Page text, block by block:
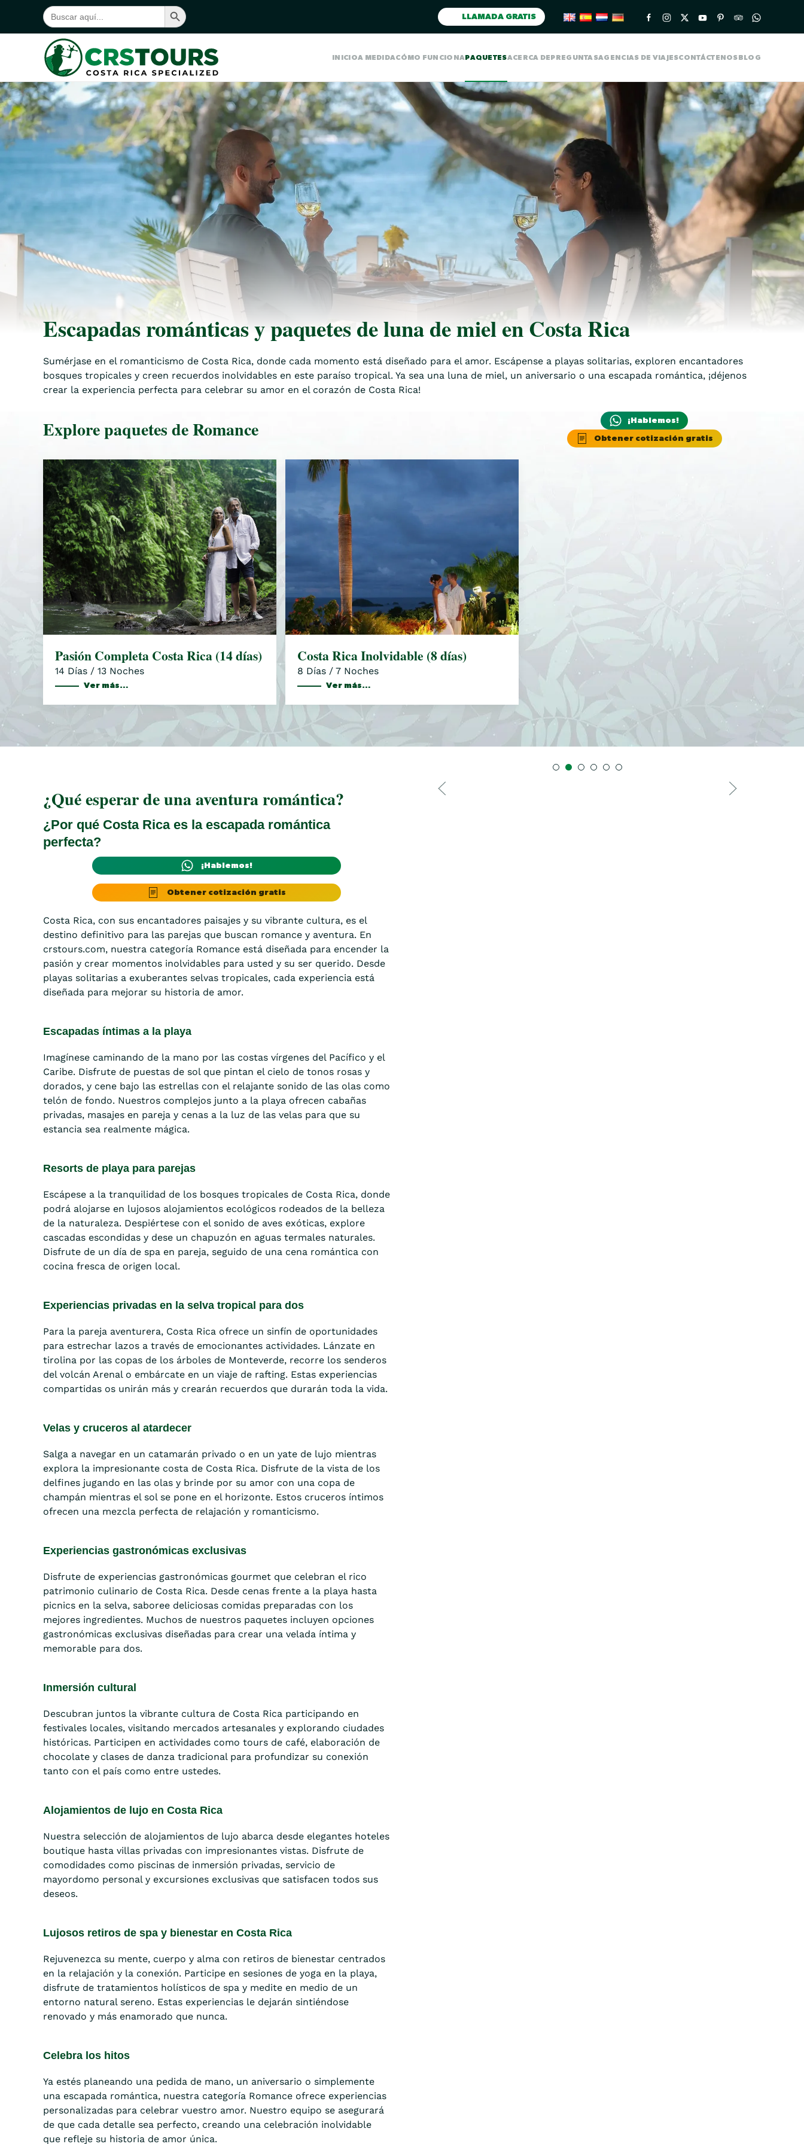
Ir al contenido principal
Buscar: Botón de búsqueda
LLAMADA GRATIS
INICIOA MEDIDACÓMO FUNCIONAPAQUETESACERCA DEPREGUNTASAGENCIAS DE VIAJESCONTÁCTENOSBLOG
Escapadas románticas y paquetes de luna de miel en Costa Rica
Sumérjase en el romanticismo de Costa Rica, donde cada momento está diseñado para el amor. Escápense a playas solitarias, exploren encantadores
bosques tropicales y creen recuerdos inolvidables en este paraíso tropical. Ya sea una luna de miel, un aniversario o una escapada romántica, ¡déjenos
crear la experiencia perfecta para celebrar su amor en el corazón de Costa Rica!
Explore paquetes de Romance ¡Hablemos!
Obtener cotización gratis
Pasión Completa Costa Rica (14 días)
14 Días / 13 Noches
Ver más…
Costa Rica Inolvidable (8 días)
8 Días / 7 Noches
Ver más…
¿Qué esperar de una aventura romántica?
¿Por qué Costa Rica es la escapada romántica
perfecta?
¡Hablemos!
Obtener cotización gratis
Costa Rica, con sus encantadores paisajes y su vibrante cultura, es el
destino definitivo para las parejas que buscan romance y aventura. En
crstours.com, nuestra categoría Romance está diseñada para encender la
pasión y crear momentos inolvidables para usted y su ser querido. Desde
playas solitarias a exuberantes selvas tropicales, cada experiencia está
diseñada para mejorar su historia de amor.
Escapadas íntimas a la playa
Imagínese caminando de la mano por las costas vírgenes del Pacífico y el
Caribe. Disfrute de puestas de sol que pintan el cielo de tonos rosas y
dorados, y cene bajo las estrellas con el relajante sonido de las olas como
telón de fondo. Nuestros complejos junto a la playa ofrecen cabañas
privadas, masajes en pareja y cenas a la luz de las velas para que su
estancia sea realmente mágica.
Resorts de playa para parejas
Escápese a la tranquilidad de los bosques tropicales de Costa Rica, donde
podrá alojarse en lujosos alojamientos ecológicos rodeados de la belleza
de la naturaleza. Despiértese con el sonido de aves exóticas, explore
cascadas escondidas y dese un chapuzón en aguas termales naturales.
Disfrute de un día de spa en pareja, seguido de una cena romántica con
cocina fresca de origen local.
Experiencias privadas en la selva tropical para dos
Para la pareja aventurera, Costa Rica ofrece un sinfín de oportunidades
para estrechar lazos a través de emocionantes actividades. Lánzate en
tirolina por las copas de los árboles de Monteverde, recorre los senderos
del volcán Arenal o embárcate en un viaje de rafting. Estas experiencias
compartidas os unirán más y crearán recuerdos que durarán toda la vida.
Velas y cruceros al atardecer
Salga a navegar en un catamarán privado o en un yate de lujo mientras
explora la impresionante costa de Costa Rica. Disfrute de la vista de los
delfines jugando en las olas y brinde por su amor con una copa de
champán mientras el sol se pone en el horizonte. Estos cruceros íntimos
ofrecen una mezcla perfecta de relajación y romanticismo.
Experiencias gastronómicas exclusivas
Disfrute de experiencias gastronómicas gourmet que celebran el rico
patrimonio culinario de Costa Rica. Desde cenas frente a la playa hasta
picnics en la selva, saboree deliciosas comidas preparadas con los
mejores ingredientes. Muchos de nuestros paquetes incluyen opciones
gastronómicas exclusivas diseñadas para crear una velada íntima y
memorable para dos.
Inmersión cultural
Descubran juntos la vibrante cultura de Costa Rica participando en
festivales locales, visitando mercados artesanales y explorando ciudades
históricas. Participen en actividades como tours de café, elaboración de
chocolate y clases de danza tradicional para profundizar su conexión
tanto con el país como entre ustedes.
Alojamientos de lujo en Costa Rica
Nuestra selección de alojamientos de lujo abarca desde elegantes hoteles
boutique hasta villas privadas con impresionantes vistas. Disfrute de
comodidades como piscinas de inmersión privadas, servicio de
mayordomo personal y excursiones exclusivas que satisfacen todos sus
deseos.
Lujosos retiros de spa y bienestar en Costa Rica
Rejuvenezca su mente, cuerpo y alma con retiros de bienestar centrados
en la relajación y la conexión. Participe en sesiones de yoga en la playa,
disfrute de tratamientos holísticos de spa y medite en medio de un
entorno natural sereno. Estas experiencias le dejarán sintiéndose
renovado y más enamorado que nunca.
Celebra los hitos
Ya estés planeando una pedida de mano, un aniversario o simplemente
una escapada romántica, nuestra categoría Romance ofrece experiencias
personalizadas para celebrar vuestro amor. Nuestro equipo se asegurará
de que cada detalle sea perfecto, creando una celebración inolvidable
que refleje su historia de amor única.